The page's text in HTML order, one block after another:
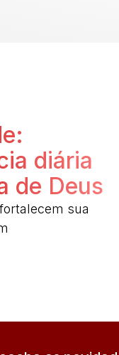
diária
de Deus
sua